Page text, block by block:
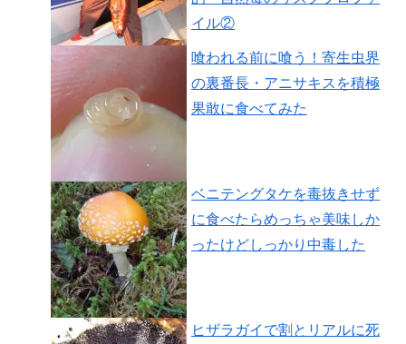
イル②
喰われる前に喰う！寄生虫界
の裏番長・アニサキスを積極
果敢に食べてみた
ベニテングタケを毒抜きせず
に食べたらめっちゃ美味しか
ったけどしっかり中毒した
ヒザラガイで割とリアルに死